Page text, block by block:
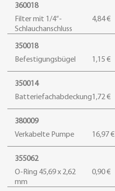
360018
Filter mit 1/4“-
Schlauchanschluss
4,84 €
350018
Befestigungsbügel
1,15 €
350014
Batteriefachabdeckung1,72 €
380009
Verkabelte Pumpe
16,97 €
355062
O-Ring 45,69 x 2,62
mm
0,90 €